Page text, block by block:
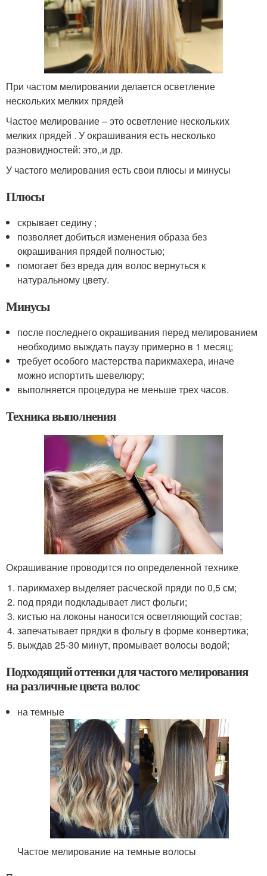
При частом мелировании делается осветление
нескольких мелких прядей
Частое мелирование – это осветление нескольких
мелких прядей . У окрашивания есть несколько
разновидностей: это,,и др.
У частого мелирования есть свои плюсы и минусы
Плюсы
скрывает седину ;
позволяет добиться изменения образа без
окрашивания прядей полностью;
помогает без вреда для волос вернуться к
натуральному цвету.
Минусы
после последнего окрашивания перед мелированием
необходимо выждать паузу примерно в 1 месяц;
требует особого мастерства парикмахера, иначе
можно испортить шевелюру;
выполняется процедура не меньше трех часов.
Техника выполнения
Окрашивание проводится по определенной технике
парикмахер выделяет расческой пряди по 0,5 см;
под пряди подкладывает лист фольги;
кистью на локоны наносится осветляющий состав;
запечатывает прядки в фольгу в форме конвертика;
выждав 25-30 минут, промывает волосы водой;
Подходящий оттенки для частого мелирования
на различные цвета волос
на темные
Частое мелирование на темные волосы